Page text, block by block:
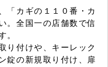
「カギの１１０番・カ
。全国一の店舗数で信
。
り付けや、キーレック
錠の新規取り付け、扉